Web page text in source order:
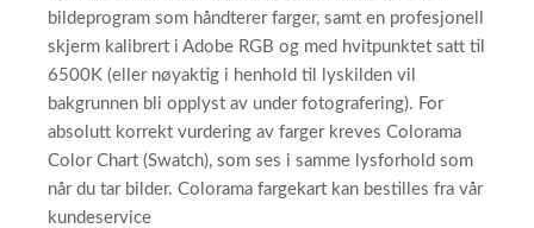
bildeprogram som håndterer farger, samt en profesjonell
skjerm kalibrert i Adobe RGB og med hvitpunktet satt til
6500K (eller nøyaktig i henhold til lyskilden vil
bakgrunnen bli opplyst av under fotografering). For
absolutt korrekt vurdering av farger kreves Colorama
Color Chart (Swatch), som ses i samme lysforhold som
når du tar bilder. Colorama fargekart kan bestilles fra vår
kundeservice